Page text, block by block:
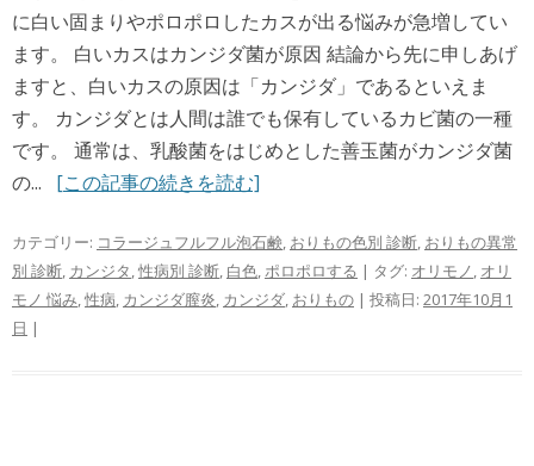
に白い固まりやポロポロしたカスが出る悩みが急増してい
ます。 白いカスはカンジダ菌が原因 結論から先に申しあげ
ますと、白いカスの原因は「カンジダ」であるといえま
す。 カンジダとは人間は誰でも保有しているカビ菌の一種
です。 通常は、乳酸菌をはじめとした善玉菌がカンジダ菌
の... [この記事の続きを読む]
カテゴリー: コラージュフルフル泡石鹸, おりもの色別 診断, おりもの異常
別 診断, カンジタ,性病別 診断, 白色,ポロポロする | タグ: オリモノ, オリ
モノ 悩み,性病, カンジダ膣炎, カンジダ, おりもの | 投稿日: 2017年10月1
日 |